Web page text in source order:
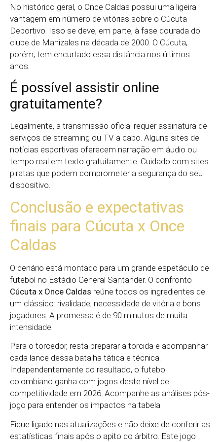
No histórico geral, o Once Caldas possui uma ligeira
vantagem em número de vitórias sobre o Cúcuta
Deportivo. Isso se deve, em parte, à fase dourada do
clube de Manizales na década de 2000. O Cúcuta,
porém, tem encurtado essa distância nos últimos
anos.
É possível assistir online
gratuitamente?
Legalmente, a transmissão oficial requer assinatura de
serviços de streaming ou TV a cabo. Alguns sites de
notícias esportivas oferecem narração em áudio ou
tempo real em texto gratuitamente. Cuidado com sites
piratas que podem comprometer a segurança do seu
dispositivo.
Conclusão e expectativas
finais para Cúcuta x Once
Caldas
O cenário está montado para um grande espetáculo de
futebol no Estádio General Santander. O confronto
Cúcuta x Once Caldas reúne todos os ingredientes de
um clássico: rivalidade, necessidade de vitória e bons
jogadores. A promessa é de 90 minutos de muita
intensidade.
Para o torcedor, resta preparar a torcida e acompanhar
cada lance dessa batalha tática e técnica.
Independentemente do resultado, o futebol
colombiano ganha com jogos deste nível de
competitividade em 2026. Acompanhe as análises pós-
jogo para entender os impactos na tabela.
Fique ligado nas atualizações e não deixe de conferir as
estatísticas finais após o apito do árbitro. Este jogo